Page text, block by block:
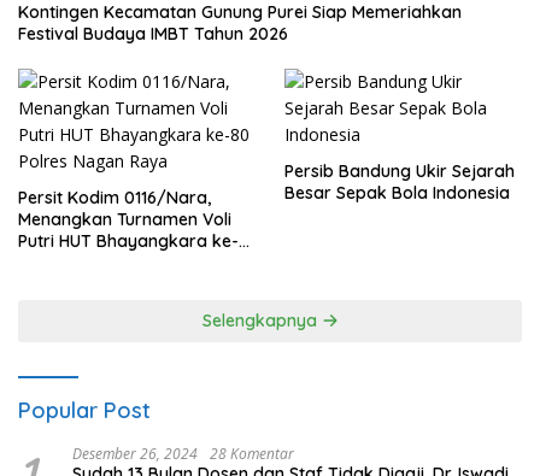
Kontingen Kecamatan Gunung Purei Siap Memeriahkan
Festival Budaya IMBT Tahun 2026
Persit Kodim 0116/Nara,
Menangkan Turnamen Voli
Putri HUT Bhayangkara ke-
Persib Bandung Ukir Sejarah
Besar Sepak Bola Indonesia
Selengkapnya
Popular Post
Desember 26, 2024 28 Komentar